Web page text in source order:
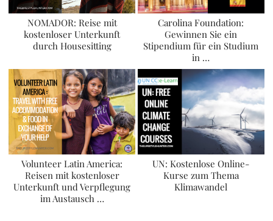
NOMADOR: Reise mit
kostenloser Unterkunft
durch Housesitting
Carolina Foundation:
Gewinnen Sie ein
Stipendium für ein Studium
in …
Volunteer Latin America:
Reisen mit kostenloser
Unterkunft und Verpflegung
im Austausch …
UN: Kostenlose Online-
Kurse zum Thema
Klimawandel